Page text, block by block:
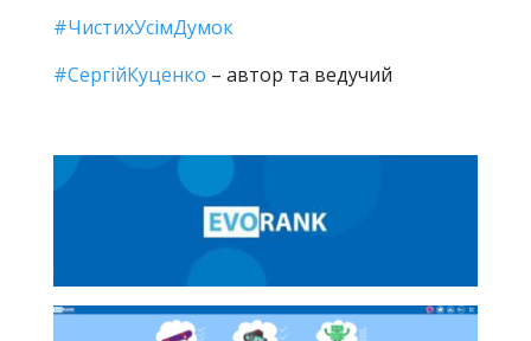
#ЧистихУсімДумок
#CергійКуценко – автор та ведучий